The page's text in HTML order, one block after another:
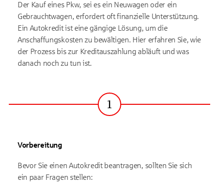
Der Kauf eines Pkw, sei es ein Neuwagen oder ein
Gebrauchtwagen, erfordert oft finanzielle Unterstützung.
Ein Autokredit ist eine gängige Lösung, um die
Anschaffungskosten zu bewältigen. Hier erfahren Sie, wie
der Prozess bis zur Kreditauszahlung abläuft und was
danach noch zu tun ist.
Schritt
1
Vorbereitung
Bevor Sie einen Autokredit beantragen, sollten Sie sich
ein paar Fragen stellen: